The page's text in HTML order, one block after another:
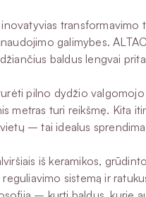
galimybes.
baldus lengvai
pilno dydžio
metras turi reikšmę. Kita
– tai idealus
iš keramikos,
sistemą ir